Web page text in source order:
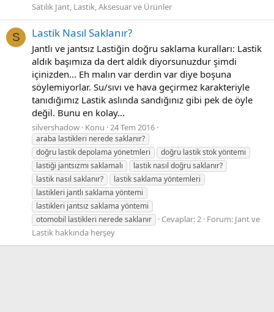
Satılık Jant, Lastik, Aksesuar ve Ürünler
S Lastik Nasıl Saklanır?
Jantlı ve jantsız Lastiğin doğru saklama kuralları: Lastik
aldık başımıza da dert aldık diyorsunuzdur şimdi
içinizden... Eh malın var derdin var diye boşuna
söylemiyorlar. Su/sıvı ve hava geçirmez karakteriyle
tanıdığımız Lastik aslında sandığınız gibi pek de öyle
değil. Bunu en kolay...
silvershadow Konu 24 Tem 2016
araba lastikleri nerede saklanır?
doğru lastik depolama yönetmleri
doğru lastik stok yöntemi
lastiği jantsızmı saklamalı
lastik nasıl doğru saklanır?
lastik nasıl saklanır?
lastik saklama yöntemleri
lastikleri jantlı saklama yöntemi
lastikleri jantsız saklama yöntemi
otomobil lastikleri nerede saklanır
Cevaplar: 2 Forum: Jant ve
Lastik hakkında herşey